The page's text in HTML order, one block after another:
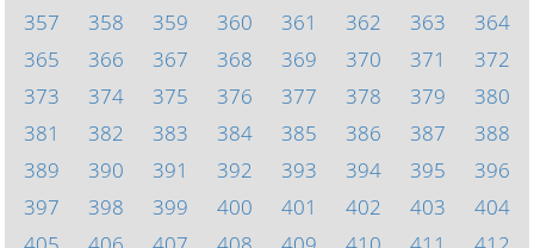
357
358 359 360 361 362 363
364
365
366 367 368 369 370 371
372
373
374 375 376 377 378 379
380
381
382 383 384 385 386 387
388
389
390 391 392 393 394 395
396
397
398 399 400 401 402 403
404